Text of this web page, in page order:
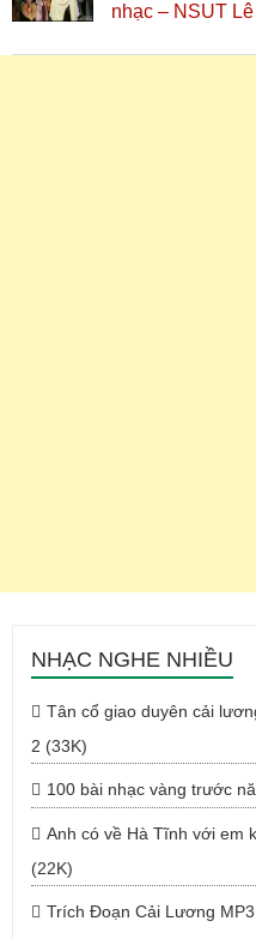
nhạc – NSUT
NHẠC NGHE NHIỀU
Tân cổ giao duyên cải
2 (33K)
100 bài nhạc vàng trước
Anh có về Hà Tĩnh với em
(22K)
Trích Đoạn Cải Lương